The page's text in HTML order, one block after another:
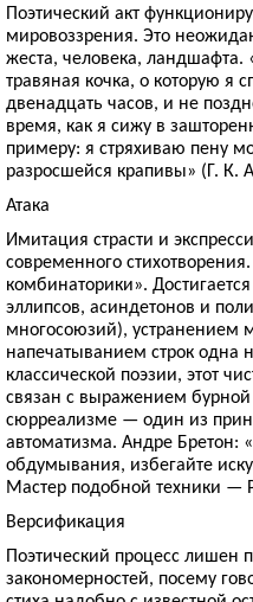
Поэтический акт
мировоззрения. Это
жеста, человека,
травяная кочка, о которую я
двенадцать часов, и не
время, как я сижу в
примеру: я стряхиваю пену
разросшейся крапивы» (Г. К.
Атака
Имитация страсти и
современного
комбинаторики».
эллипсов, асиндетонов и
многосоюзий), устранением
напечатыванием строк одна
классической поэзии, этот
связан с выражением
сюрреализме — один из
автоматизма. Андре Бретон:
обдумывания, избегайте
Мастер подобной техники —
Версификация
Поэтический процесс лишен
закономерностей, посему